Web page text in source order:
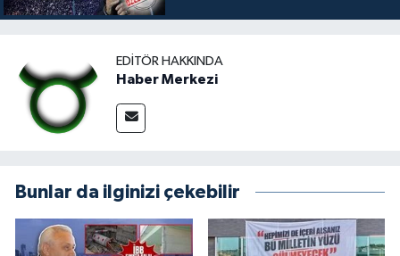
EDITÖR HAKKINDA
Haber Merkezi
Bunlar da ilginizi çekebilir